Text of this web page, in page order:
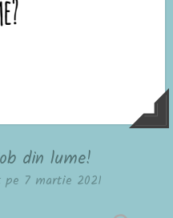
din lume!
pe 7 martie 2021